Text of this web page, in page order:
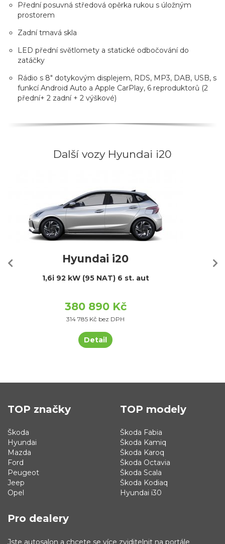
Přední posuvná středová opěrka rukou s úložným
prostorem
Zadní tmavá skla
LED přední světlomety a statické odbočování do
zatáčky
Rádio s 8" dotykovým displejem, RDS, MP3, DAB, USB, s
funkcí Android Auto a Apple CarPlay, 6 reproduktorů (2
přední+ 2 zadní + 2 výškové)
Další vozy Hyundai i20
Hyundai i20
1,6i 92 kW (95 NAT) 6 st. aut
380 890 Kč
314 785 Kč bez DPH
Detail
TOP značky
Škoda
Hyundai
Mazda
Ford
Peugeot
Jeep
Opel
TOP modely
Škoda Fabia
Škoda Kamiq
Škoda Karoq
Škoda Octavia
Škoda Scala
Škoda Kodiaq
Hyundai i30
Pro dealery